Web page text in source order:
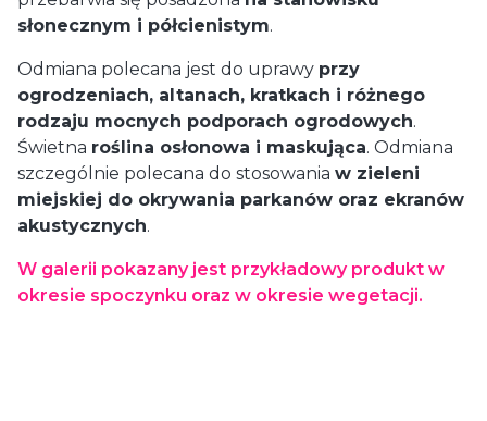
słonecznym i półcienistym.
Odmiana polecana jest do uprawy przy
ogrodzeniach, altanach, kratkach i różnego
rodzaju mocnych podporach ogrodowych.
Świetna roślina osłonowa i maskująca. Odmiana
szczególnie polecana do stosowania w zieleni
miejskiej do okrywania parkanów oraz ekranów
akustycznych.
W galerii pokazany jest przykładowy produkt w
okresie spoczynku oraz w okresie wegetacji.